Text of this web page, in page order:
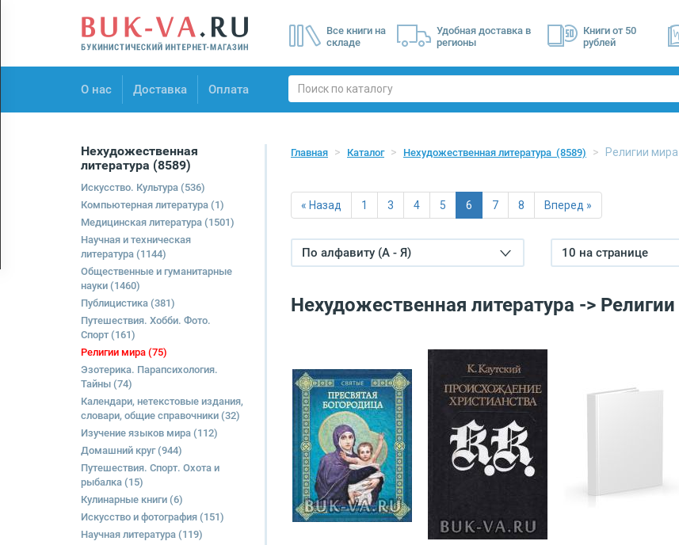
Все книги на
складе
Удобная доставка в
регионы
Книги от 50
рублей
О нас Доставка Оплата
О нас
Нехудожественная
литература (8589)
Искусство. Культура (536)
Компьютерная литература (1)
Медицинская литература (1501)
Научная и техническая
литература (1144)
Общественные и гуманитарные
науки (1460)
Публицистика (381)
Путешествия. Хобби. Фото.
Спорт(161)
Религии мира (75)
Эзотерика. Парапсихология.
Тайны (74)
Календари, нетекстовые издания,
словари, общие справочники (32)
Изучение языков мира (112)
Домашний круг(944)
Путешествия. Спорт. Охота и
рыбалка (15)
Кулинарные книги (6)
Искусство и фотография (151)
Научная литература (119)
Главная Каталог Нехудожественная литература (8589) Религии мира
« Назад 1 3 4 5 6 7 8 Вперед »
По алфавиту (А - Я) 10 на странице
Нехудожественная литература ->